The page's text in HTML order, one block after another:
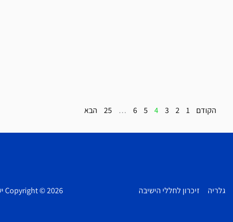
הקודם 1
2
3
4
5
6
…
25 הבא
גלריה
זיכרון לחללי הישיבה
Copyright © 2026 ישיבת הכותל